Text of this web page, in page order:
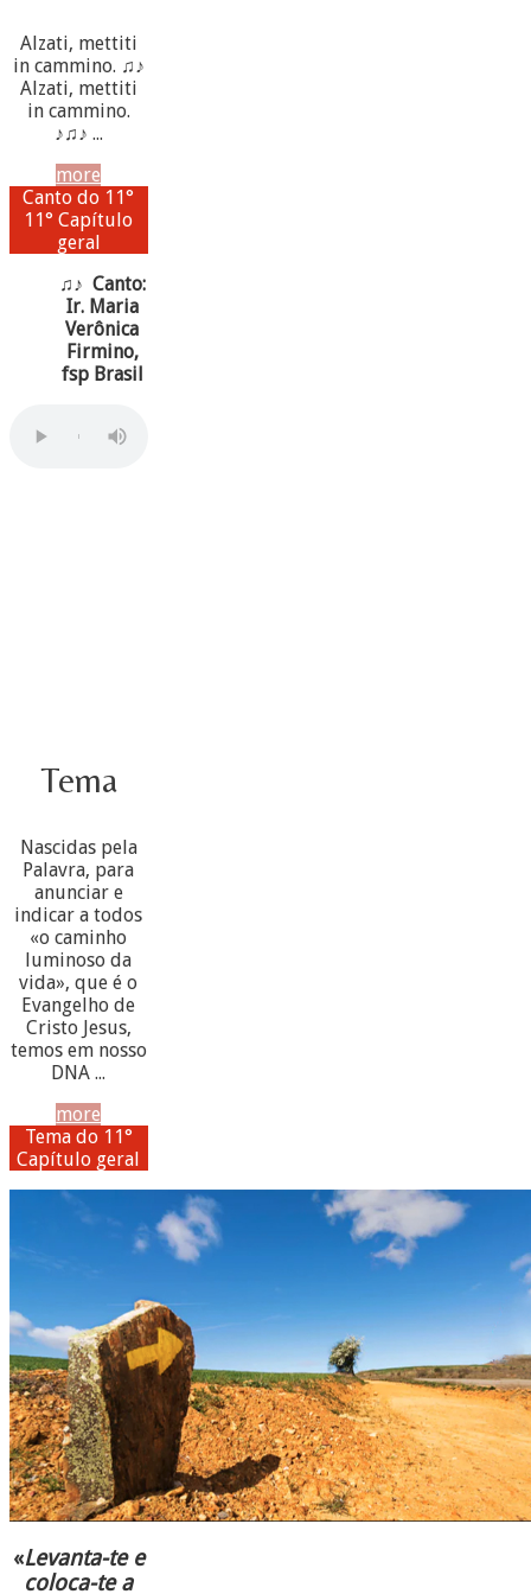
Alzati, mettiti
in cammino. ♫♪
Alzati, mettiti
in cammino.
♪♫♪ ...
more
Canto do 11°
11° Capítulo
geral
♫♪ Canto:
Ir. Maria
Verônica
Firmino,
fsp Brasil
Tema
Nascidas pela
Palavra, para
anunciar e
indicar a todos
«o caminho
luminoso da
vida», que é o
Evangelho de
Cristo Jesus,
temos em nosso
DNA ...
more
Tema do 11°
Capítulo geral
«Levanta-te e
coloca-te a